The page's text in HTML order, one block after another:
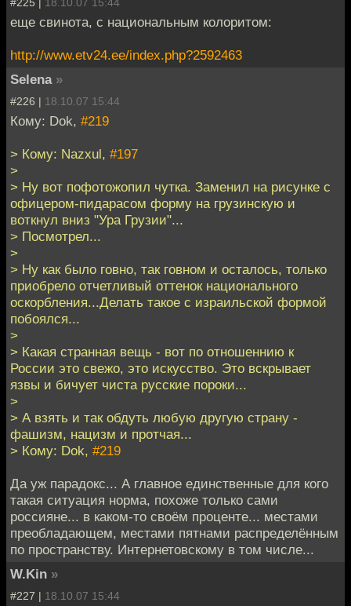
еще свинота, с национальным колоритом:
http://www.etv24.ee/index.php?2592463
Selena »
#226 | 18.10.07 15:44
Кому: Dok, #219
> Кому: Nazxul, #197
>
> Ну вот пофотожопил чутка. Заменил на рисунке с
офицером-пидарасом форму на грузинскую и
воткнул вниз "Ура Грузии"...
> Посмотрел...
>
> Ну как было говно, так говном и осталось, только
приобрело отчетливый оттенок национального
оскорбления...Делать такое с израильской формой
побоялся...
>
> Какая странная вещь - вот по отношеннию к
России это свежо, это искусство. Это вскрывает
язвы и бичует чиста русские пороки...
>
> А взять и так обдуть любую другую страну -
фашизм, нацизм и протчая...
> Кому: Dok, #219
Да уж парадокс... А главное единственные для кого
такая ситуация норма, похоже только сами
россияне... в каком-то своём проценте... местами
преобладающем, местами пятнами распределённым
по пространству. Интернетовскому в том числе...
W.Kin »
#227 | 18.10.07 15:44